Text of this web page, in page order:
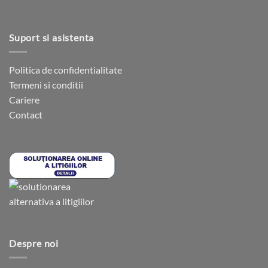
Suport si asistenta
Politica de confidentialitate
Termeni si conditii
Cariere
Contact
Despre noi